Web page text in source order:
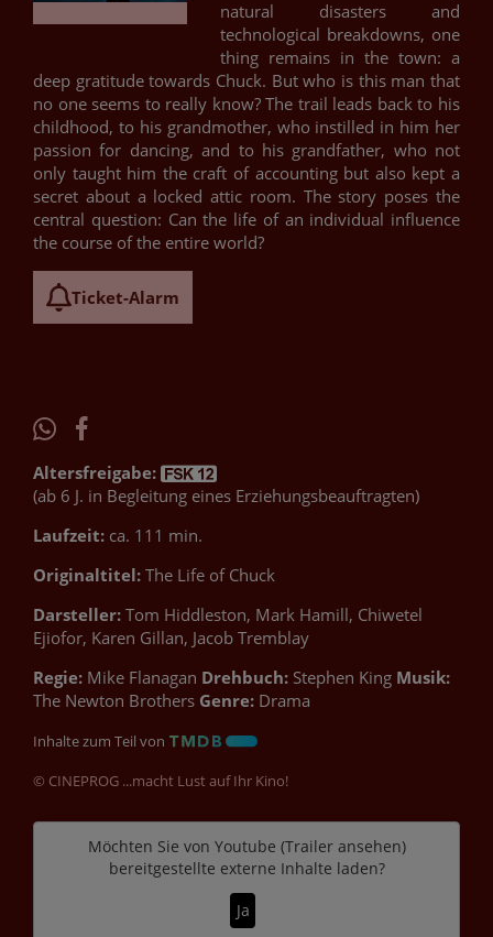
natural disasters and
technological breakdowns, one
thing remains in the town: a
deep gratitude towards Chuck. But who is this man that
no one seems to really know? The trail leads back to his
childhood, to his grandmother, who instilled in him her
passion for dancing, and to his grandfather, who not
only taught him the craft of accounting but also kept a
secret about a locked attic room. The story poses the
central question: Can the life of an individual influence
the course of the entire world?
Ticket-Alarm
Altersfreigabe:
(ab 6 J. in Begleitung eines Erziehungsbeauftragten)
Laufzeit: ca. 111 min.
Originaltitel: The Life of Chuck
Darsteller: Tom Hiddleston, Mark Hamill, Chiwetel
Ejiofor, Karen Gillan, Jacob Tremblay
Regie: Mike Flanagan Drehbuch: Stephen King Musik:
The Newton Brothers Genre: Drama
Inhalte zum Teil von
© CINEPROG ...macht Lust auf Ihr Kino!
Möchten Sie von Youtube (Trailer ansehen)
bereitgestellte externe Inhalte laden?
Ja